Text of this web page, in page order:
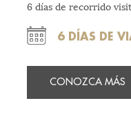
6 días de recorrido
6 DÍAS DE
CONOZCA MÁS